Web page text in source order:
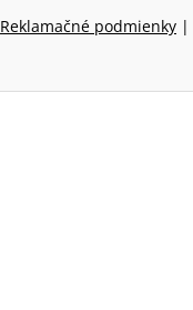
Reklamačné podmienky |